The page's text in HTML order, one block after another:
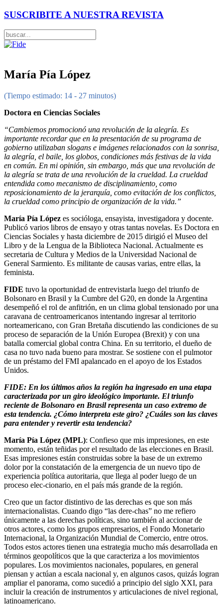
SUSCRIBITE A NUESTRA REVISTA
María Pía López
(Tiempo estimado: 14 - 27 minutos)
Doctora en Ciencias Sociales
“Cambiemos promocionó una revolución de la alegría. Es
importante recordar que en la presentación de su programa de
gobierno utilizaban slogans e imágenes relacionados con la sonrisa,
la alegría, el baile, los globos, condiciones más festivas de la vida
en común. En mi opinión, sin embargo, más que una revolución de
la alegría se trata de una revolución de la crueldad. La crueldad
entendida como mecanismo de disciplinamiento, como
reposicionamiento de la jerarquía, como evitación de los conflictos,
la crueldad como principio de organización de la vida.”
María Pía López es socióloga, ensayista, investigadora y docente.
Publicó varios libros de ensayo y otras tantas novelas. Es Doctora en
Ciencias Sociales y hasta diciembre de 2015 dirigió el Museo del
Libro y de la Lengua de la Biblioteca Nacional. Actualmente es
secretaria de Cultura y Medios de la Universidad Nacional de
General Sarmiento. Es militante de causas varias, entre ellas, la
feminista.
FIDE tuvo la oportunidad de entrevistarla luego del triunfo de
Bolsonaro en Brasil y la Cumbre del G20, en donde la Argentina
desempeñó el rol de anfitrión, en un clima global tensionado por una
caravana de centroamericanos intentando ingresar al territorio
norteamericano, con Gran Bretaña discutiendo las condiciones de su
proceso de separación de la Unión Europea (Brexit) y con una
batalla comercial global contra China. En su territorio, el dueño de
casa no tuvo nada bueno para mostrar. Se sostiene con el pulmotor
de un préstamo del FMI apalancado en el apoyo de los Estados
Unidos.
FIDE: En los últimos años la región ha ingresado en una etapa
caracterizada por un giro ideológico importante. El triunfo
reciente de Bolsonaro en Brasil representa un caso extremo de
esta tendencia. ¿Cómo interpreta este giro? ¿Cuáles son las claves
para entender y revertir esta tendencia?
María Pía López (MPL): Confieso que mis impresiones, en este
momento, están teñidas por el resultado de las elecciones en Brasil.
Esas impresiones están construidas sobre la base de un extremo
dolor por la constatación de la emergencia de un nuevo tipo de
experiencia política autoritaria, que llega al poder luego de un
proceso elec-cionario, en el país más grande de la región.
Creo que un factor distintivo de las derechas es que son más
internacionalistas. Cuando digo “las dere-chas” no me refiero
únicamente a las derechas políticas, sino también al accionar de
otros actores, como los grupos empresarios, el Fondo Monetario
Internacional, la Organización Mundial de Comercio, entre otros.
Todos estos actores tienen una estrategia mucho más desarrollada en
términos geopolíticos que la que caracteriza a los movimientos
populares. Los movimientos nacionales, populares, en general
piensan y actúan a escala nacional y, en algunos casos, quizás logran
ampliar el panorama, como sucedió a principio del siglo XXI, para
incluir la creación de instrumentos y articulaciones de nivel regional,
latinoamericano.